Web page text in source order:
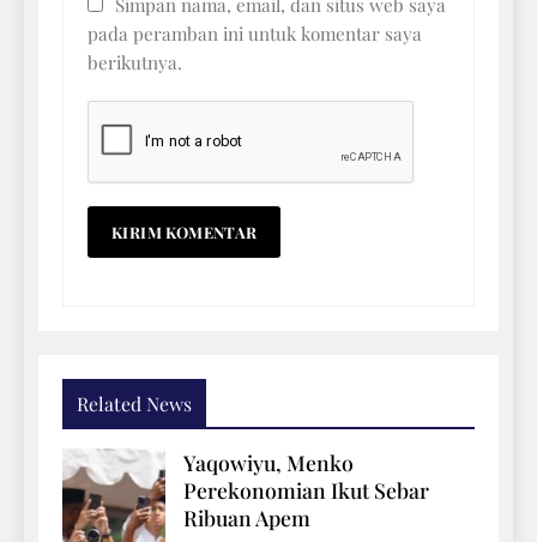
pada peramban ini untuk komentar saya
berikutnya.
Related News
Yaqowiyu, Menko
Perekonomian Ikut Sebar
Ribuan Apem